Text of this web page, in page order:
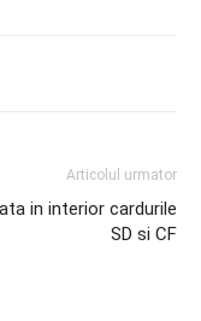
Articolul urmator
in interior cardurile
SD si CF